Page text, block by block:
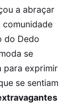
a abraçar
comunidade
do Dedo
se
para exprimir
se sentiam